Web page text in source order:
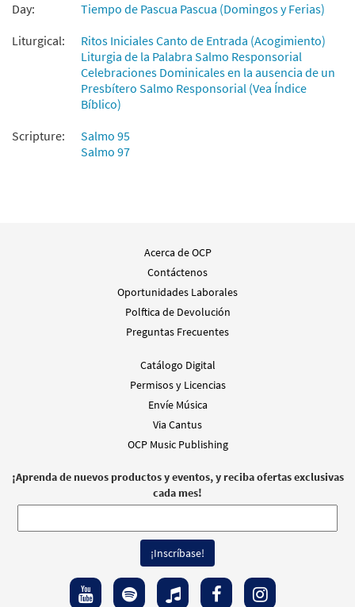
Day:
Tiempo de Pascua Pascua (Domingos y Ferias)
Liturgical:
Ritos Iniciales Canto de Entrada (Acogimiento)
Liturgia de la Palabra Salmo Responsorial
Celebraciones Dominicales en la ausencia de un
Presbítero Salmo Responsorial (Vea Índice
Bíblico)
Scripture:
Salmo 95
Salmo 97
Acerca de OCP
Contáctenos
Oportunidades Laborales
Polftica de Devolución
Preguntas Frecuentes
Catálogo Digital
Permisos y Licencias
Envíe Música
Via Cantus
OCP Music Publishing
¡Aprenda de nuevos productos y eventos, y reciba ofertas exclusivas
cada mes!